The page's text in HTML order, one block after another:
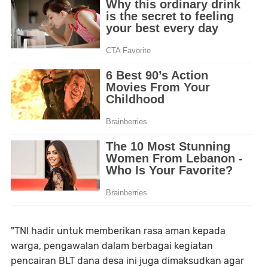
"TNI hadir untuk memberikan rasa aman kepada
warga, pengawalan dalam berbagai kegiatan
pencairan BLT dana desa ini juga dimaksudkan agar